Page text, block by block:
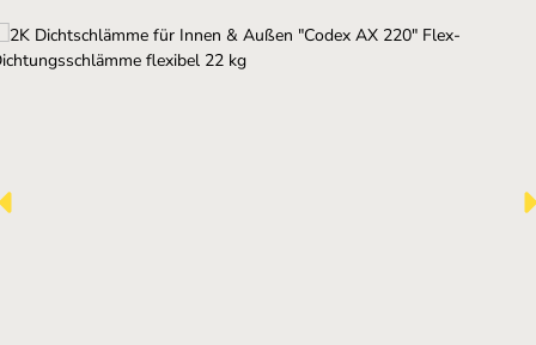
Bildergalerie überspringen